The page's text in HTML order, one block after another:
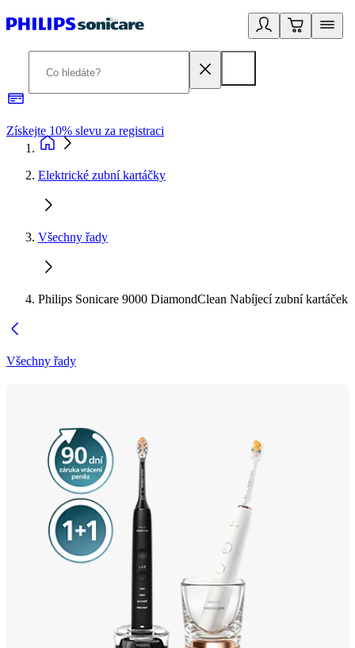
Získejte 10% slevu za registraci
Elektrické zubní kartáčky
Všechny řady
Philips Sonicare 9000 DiamondClean Nabíjecí zubní kartáček
Všechny řady